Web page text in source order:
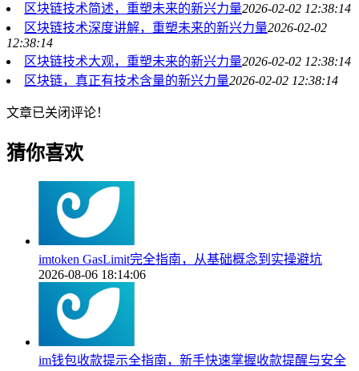
区块链技术简述，重塑未来的新兴力量2026-02-02 12:38:14
区块链技术深度讲解，重塑未来的新兴力量2026-02-02
12:38:14
区块链技术大观，重塑未来的新兴力量2026-02-02 12:38:14
区块链，真正有技术含量的新兴力量2026-02-02 12:38:14
文章已关闭评论！
猜你喜欢
imtoken GasLimit完全指南，从基础概念到实操避坑
2026-08-06 18:14:06
im钱包收款提示全指南，新手快速掌握收款提醒与安全